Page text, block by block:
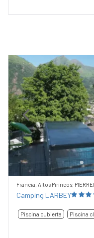
Previous
Francia, Altos Pirineos,
Camping LARBEY
Piscina cubierta Piscina